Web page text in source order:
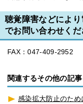
聴覚障害などによ
でお問い合わせくだ
FAX：047-409-2952
関連するその他の記事
感染拡大防止のため